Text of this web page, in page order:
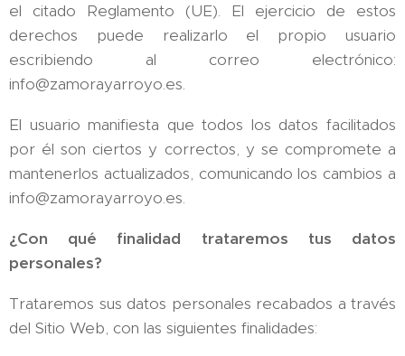
el citado Reglamento (UE). El ejercicio de estos
derechos puede realizarlo el propio usuario
escribiendo al correo electrónico:
info@zamorayarroyo.es.
El usuario manifiesta que todos los datos facilitados
por él son ciertos y correctos, y se compromete a
mantenerlos actualizados, comunicando los cambios a
info@zamorayarroyo.es.
¿Con qué finalidad trataremos tus datos
personales?
Trataremos sus datos personales recabados a través
del Sitio Web, con las siguientes finalidades: